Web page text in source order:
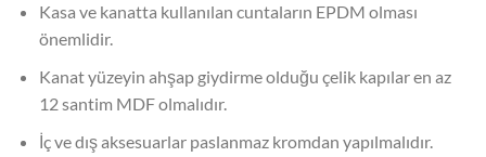
Kasa ve kanatta kullanılan cuntaların EPDM olması
önemlidir.
Kanat yüzeyin ahşap giydirme olduğu çelik kapılar en az
12 santim MDF olmalıdır.
İç ve dış aksesuarlar paslanmaz kromdan yapılmalıdır.